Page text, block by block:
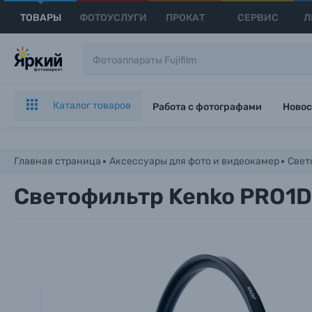
ТОВАРЫ ФОТОУСЛУГИ ПРОКАТ СЕРВИС
Каталог товаров Работа с фотографами
Главная страница Аксессуары для фото и видеокамер
Светофильтр Kenko